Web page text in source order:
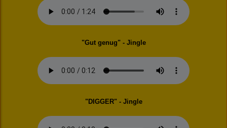
"Gut genug" - Jingle
"DIGGER" - Jingle